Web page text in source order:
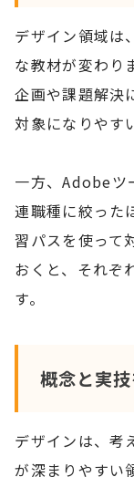
デザイン領域は
な教材が変わり
企画や課題解決
対象になりやす
一方、Adobeツ
連職種に絞った
習パスを使って
おくと、それぞ
す。
概念と実
デザインは、考
が深まりやすい